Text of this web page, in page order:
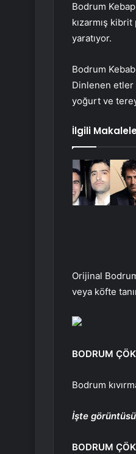
Bodrum
kızarmış
yaratıyor.
Bodrum
Dinlenen etler
yoğurt ve
İlgili
Orijinal
veya köfte
BODRUM
Bodrum
İşte
BODRUM